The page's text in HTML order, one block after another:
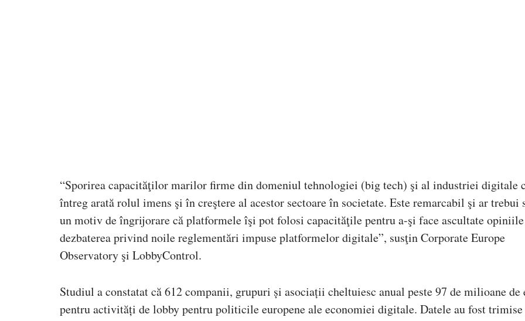
“Sporirea capacităţilor marilor firme din domeniul tehnologiei (big tech) şi al industriei digitale
întreg arată rolul imens şi în creştere al acestor sectoare în societate. Este remarcabil şi ar trebui
un motiv de îngrijorare că platformele îşi pot folosi capacităţile pentru a-şi face ascultate
dezbaterea privind noile reglementări impuse platformelor digitale”, susţin Corporate Europe
Observatory şi LobbyControl.
Studiul a constatat că 612 companii, grupuri și asociații cheltuiesc anual peste 97 de milioane de
pentru activități de lobby pentru politicile europene ale economiei digitale. Datele au fost trimise